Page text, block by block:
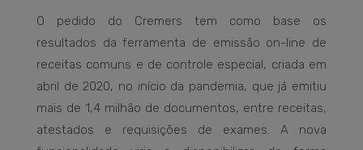
O pedido do Cremers tem como base os
resultados da ferramenta de emissão on-line de
receitas comuns e de controle especial, criada em
abril de 2020, no início da pandemia, que já emitiu
mais de 1,4 milhão de documentos, entre receitas,
atestados e requisições de exames. A nova